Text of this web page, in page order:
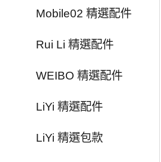
Mobile02 精選配件
Rui Li 精選配件
WEIBO 精選配件
LiYi 精選配件
LiYi 精選包款